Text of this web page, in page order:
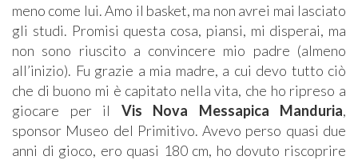
meno come lui. Amo il basket, ma non avrei mai lasciato
gli studi. Promisi questa cosa, piansi, mi disperai, ma
non sono riuscito a convincere mio padre (almeno
all’inizio). Fu grazie a mia madre, a cui devo tutto ciò
che di buono mi è capitato nella vita, che ho ripreso a
giocare per il Vis Nova Messapica Manduria,
sponsor Museo del Primitivo. Avevo perso quasi due
anni di gioco, ero quasi 180 cm, ho dovuto riscoprire